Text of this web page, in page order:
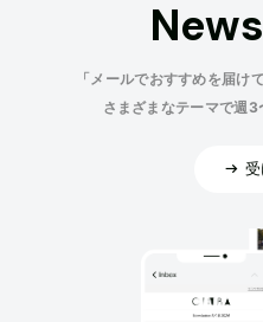
「メールでおすすめを届け
さまざまなテーマで週3